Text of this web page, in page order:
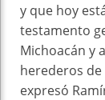
y que hoy
testamento
Michoacán y
herederos de
expresó